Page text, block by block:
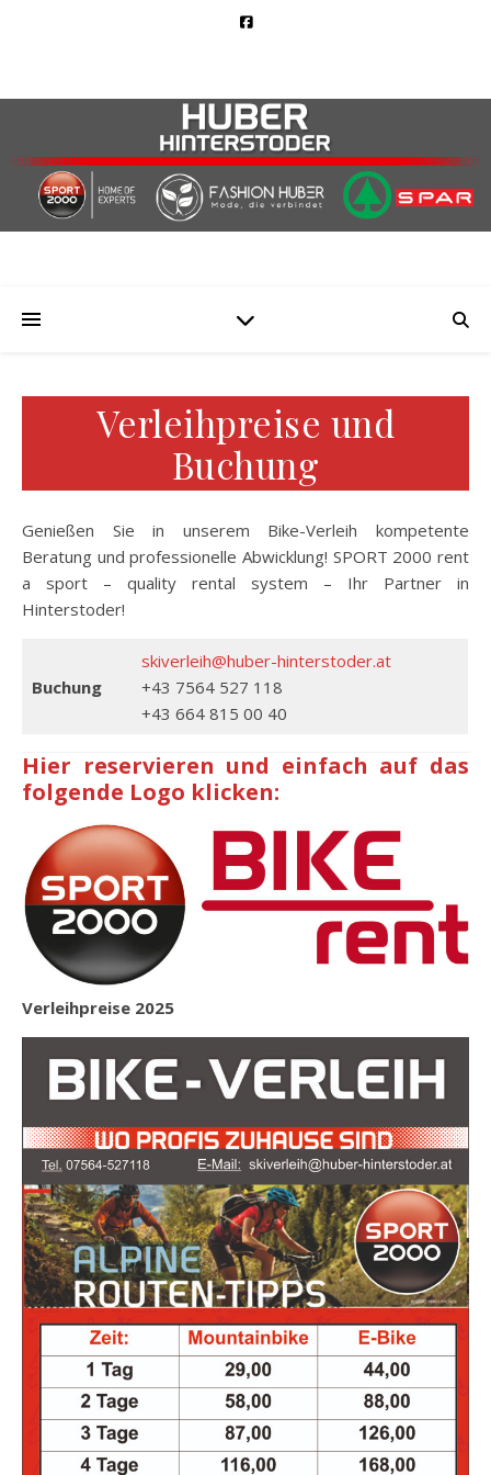
Verleihpreise und
Buchung
Genießen Sie in unserem Bike-Verleih kompetente
Beratung und professionelle Abwicklung! SPORT 2000 rent
a sport – quality rental system – Ihr Partner in
Hinterstoder!
Buchung
skiverleih@huber-hinterstoder.at
+43 7564 527 118
+43 664 815 00 40
Hier reservieren und einfach auf das
folgende Logo klicken:
Verleihpreise 2025